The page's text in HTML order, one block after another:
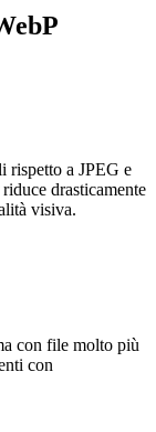
rispetto a JPEG e
drasticamente
visiva.
con file molto più
con